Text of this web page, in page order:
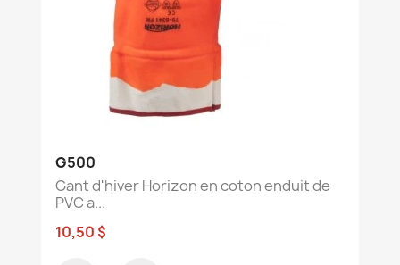
G500
Gant d'hiver Horizon en coton enduit de
PVC a...
10,50 $